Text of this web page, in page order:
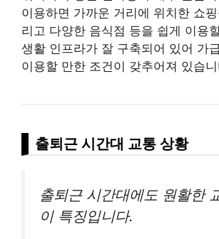
이용하면 가까운 거리에 위치한 쇼
리고 다양한 음식점 등을 쉽게 이용
생활 인프라가 잘 구축되어 있어 가
이용할 만한 조건이 갖추어져 있습
출퇴근 시간대 교통 상황
출퇴근 시간대에도 원활한
이 특징입니다.